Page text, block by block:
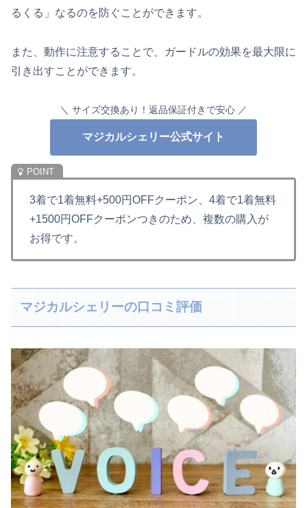
るくる」なるのを防ぐことができます。
また、動作に注意することで、ガードルの効果を最大限に
引き出すことができます。
＼ サイズ交換あり！返品保証付きで安心 ／
マジカルシェリー公式サイト
3着で1着無料+500円OFFクーポン、4着で1着無料
+1500円OFFクーポンつきのため、複数の購入が
お得です。
マジカルシェリーの口コミ評価